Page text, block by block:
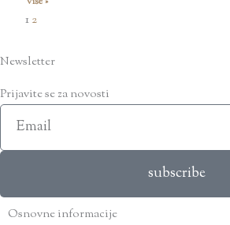
12
Newsletter
Prijavite se za novosti
Email
subscribe
Osnovne informacije